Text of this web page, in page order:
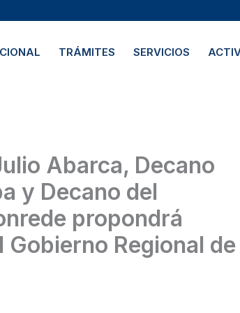
TRÁMITES SERVICIOS
y Decano del
propondrá
Regional de